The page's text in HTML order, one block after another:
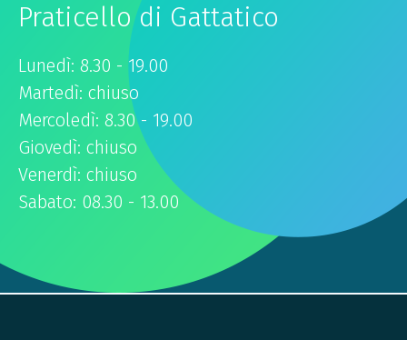
Praticello di Gattatico
Lunedì: 8.30 - 19.00
Martedì: chiuso
Mercoledì: 8.30 - 19.00
Giovedì: chiuso
Venerdì: chiuso
Sabato: 08.30 - 13.00